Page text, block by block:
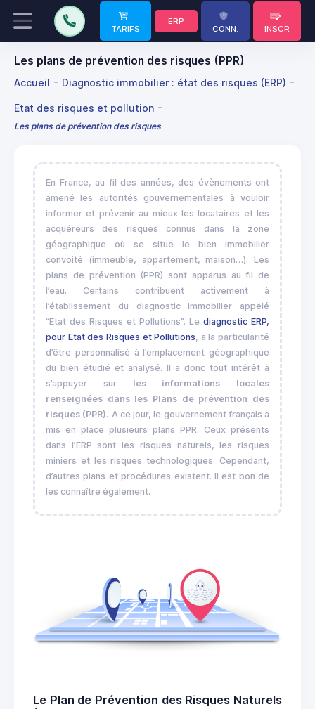
TARIFS
ERP
CONN.
INSCR
Les plans de prévention des risques (PPR)
Accueil Diagnostic immobilier : état des risques (ERP)
Etat des risques et pollution
Les plans de prévention des risques
En France, au fil des années, des évènements ont
amené les autorités gouvernementales à vouloir
informer et prévenir au mieux les locataires et les
acquéreurs des risques connus dans la zone
géographique où se situe le bien immobilier
convoité (immeuble, appartement, maison…). Les
plans de prévention (PPR) sont apparus au fil de
l’eau. Certains contribuent activement à
l’établissement du diagnostic immobilier appelé
“Etat des Risques et Pollutions”. Le diagnostic ERP,
pour Etat des Risques et Pollutions, a la particularité
d’être personnalisé à l’emplacement géographique
du bien étudié et analysé. Il a donc tout intérêt à
s’appuyer sur les informations locales
renseignées dans les Plans de prévention des
risques (PPR). A ce jour, le gouvernement français a
mis en place plusieurs plans PPR. Ceux présents
dans l’ERP sont les risques naturels, les risques
miniers et les risques technologiques. Cependant,
d’autres plans et procédures existent. Il est bon de
les connaître également.
Le Plan de Prévention des Risques Naturels